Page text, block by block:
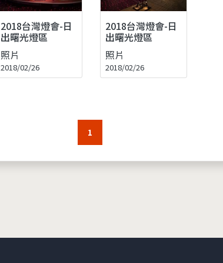
2018台灣燈會-日
出曙光燈區
照片
2018/02/26
2018台灣燈會-日
出曙光燈區
照片
2018/02/26
1